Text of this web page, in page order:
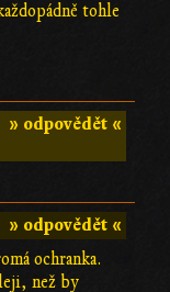
tohle
» odpovědět «
» odpovědět «
ochranka.
než by